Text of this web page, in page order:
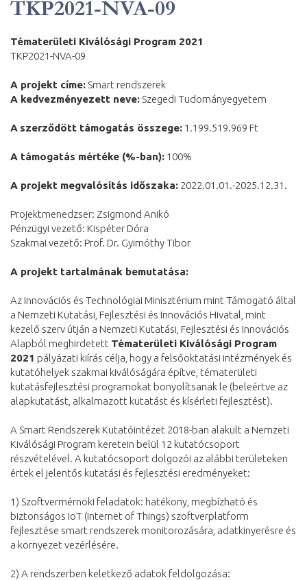
TKP2021-NVA-09
Tématerületi Kiválósági Program 2021
TKP2021-NVA-09
A projekt címe: Smart rendszerek
A kedvezményezett neve: Szegedi Tudományegyetem
A szerződött támogatás összege: 1.199.519.969 Ft
A támogatás mértéke (%-ban): 100%
A projekt megvalósítás időszaka: 2022.01.01.-2025.12.31.
Projektmenedzser: Zsigmond Anikó
Pénzügyi vezető: Kispéter Dóra
Szakmai vezető: Prof. Dr. Gyimóthy Tibor
A projekt tartalmának bemutatása:
Az Innovációs és Technológiai Minisztérium mint Támogató által
a Nemzeti Kutatási, Fejlesztési és Innovációs Hivatal, mint
kezelő szerv útján a Nemzeti Kutatási, Fejlesztési és Innovációs
Alapból meghirdetett Tématerületi Kiválósági Program
2021 pályázati kiírás célja, hogy a felsőoktatási intézmények és
kutatóhelyek szakmai kiválóságára építve, tématerületi
kutatásfejlesztési programokat bonyolítsanak le (beleértve az
alapkutatást, alkalmazott kutatást és kísérleti fejlesztést).
A Smart Rendszerek Kutatóintézet 2018-ban alakult a Nemzeti
Kiválósági Program keretein belül 12 kutatócsoport
részvételével. A kutatócsoport dolgozói az alábbi területeken
értek el jelentős kutatási és fejlesztési eredményeket:
1) Szoftvermérnöki feladatok: hatékony, megbízható és
biztonságos IoT (Internet of Things) szoftverplatform
fejlesztése smart rendszerek monitorozására, adatkinyerésre és
a környezet vezérlésére.
2) A rendszerben keletkező adatok feldolgozása: